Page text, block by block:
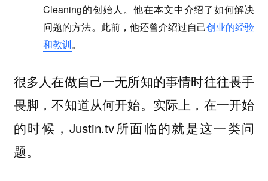
Cleaning的创始人。他在本文中介绍了如何解决
问题的方法。此前，他还曾介绍过自己创业的经验
和教训。
很多人在做自己一无所知的事情时往往畏手
畏脚，不知道从何开始。实际上，在一开始
的时候，Justin.tv所面临的就是这一类问
题。